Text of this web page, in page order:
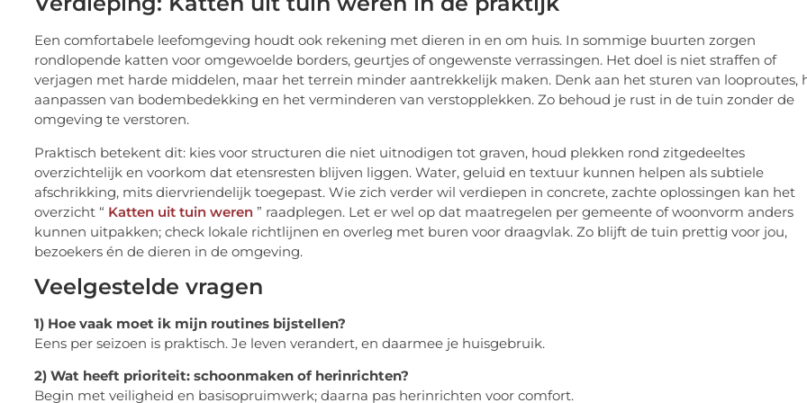
Een comfortabele leefomgeving houdt ook rekening met dieren in en om huis. In sommige buurten zorgen
rondlopende katten voor omgewoelde borders, geurtjes of ongewenste verrassingen. Het doel is niet straffen of
verjagen met harde middelen, maar het terrein minder aantrekkelijk maken. Denk aan het sturen van looproutes,
aanpassen van bodembedekking en het verminderen van verstopplekken. Zo behoud je rust in de tuin zonder de
omgeving te verstoren.
Praktisch betekent dit: kies voor structuren die niet uitnodigen tot graven, houd plekken rond zitgedeeltes
overzichtelijk en voorkom dat etensresten blijven liggen. Water, geluid en textuur kunnen helpen als subtiele
afschrikking, mits diervriendelijk toegepast. Wie zich verder wil verdiepen in concrete, zachte oplossingen kan het
overzicht “ Katten uit tuin weren ” raadplegen. Let er wel op dat maatregelen per gemeente of woonvorm anders
kunnen uitpakken; check lokale richtlijnen en overleg met buren voor draagvlak. Zo blijft de tuin prettig voor jou,
bezoekers én de dieren in de omgeving.
Veelgestelde vragen
1) Hoe vaak moet ik mijn routines bijstellen?
Eens per seizoen is praktisch. Je leven verandert, en daarmee je huisgebruik.
2) Wat heeft prioriteit: schoonmaken of herinrichten?
Begin met veiligheid en basisopruimwerk; daarna pas herinrichten voor comfort.